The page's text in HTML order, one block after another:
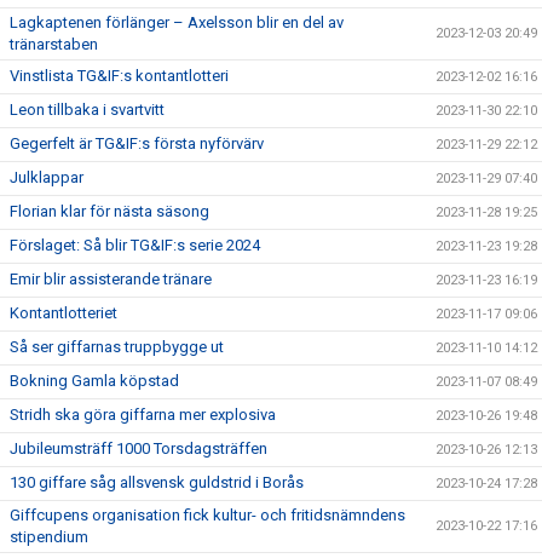
Lagkaptenen förlänger – Axelsson blir en del av
tränarstaben
2023-12-03 20:49
Vinstlista TG&IF:s kontantlotteri 2023-12-02 16:16
Leon tillbaka i svartvitt 2023-11-30 22:10
Gegerfelt är TG&IF:s första nyförvärv 2023-11-29 22:12
Julklappar 2023-11-29 07:40
Florian klar för nästa säsong 2023-11-28 19:25
Förslaget: Så blir TG&IF:s serie 2024 2023-11-23 19:28
Emir blir assisterande tränare 2023-11-23 16:19
Kontantlotteriet 2023-11-17 09:06
Så ser giffarnas truppbygge ut 2023-11-10 14:12
Bokning Gamla köpstad 2023-11-07 08:49
Stridh ska göra giffarna mer explosiva 2023-10-26 19:48
Jubileumsträff 1000 Torsdagsträffen 2023-10-26 12:13
130 giffare såg allsvensk guldstrid i Borås 2023-10-24 17:28
Giffcupens organisation fick kultur- och fritidsnämndens
stipendium
2023-10-22 17:16